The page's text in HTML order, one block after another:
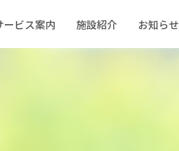
ービス案内 施設紹介 お知らせ